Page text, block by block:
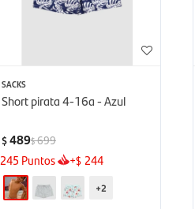
SACKS
Short pirata 4-16a - Azul
$489$699
245 Puntos +$ 244
+2